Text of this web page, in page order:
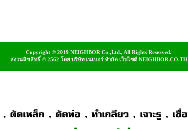
Copyright © 2019 NEIGHBOR Co.,Ltd., All Rights Reserved.
สงวนลิขสิทธิ์ © 2562 โดย บริษัท เนเบอร์ จำกัด เว็บไซต์ NEIGHBOR.CO.TH